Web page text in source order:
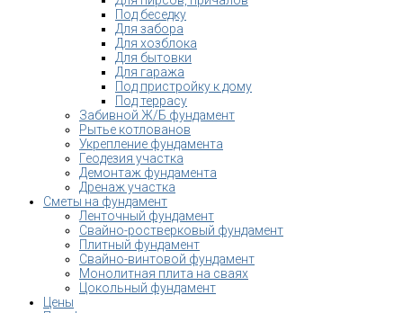
Под беседку
Для забора
Для хозблока
Для бытовки
Для гаража
Под пристройку к дому
Под террасу
Забивной Ж/Б фундамент
Рытье котлованов
Укрепление фундамента
Геодезия участка
Демонтаж фундамента
Дренаж участка
Сметы на фундамент
Ленточный фундамент
Свайно-ростверковый фундамент
Плитный фундамент
Свайно-винтовой фундамент
Монолитная плита на сваях
Цокольный фундамент
Цены